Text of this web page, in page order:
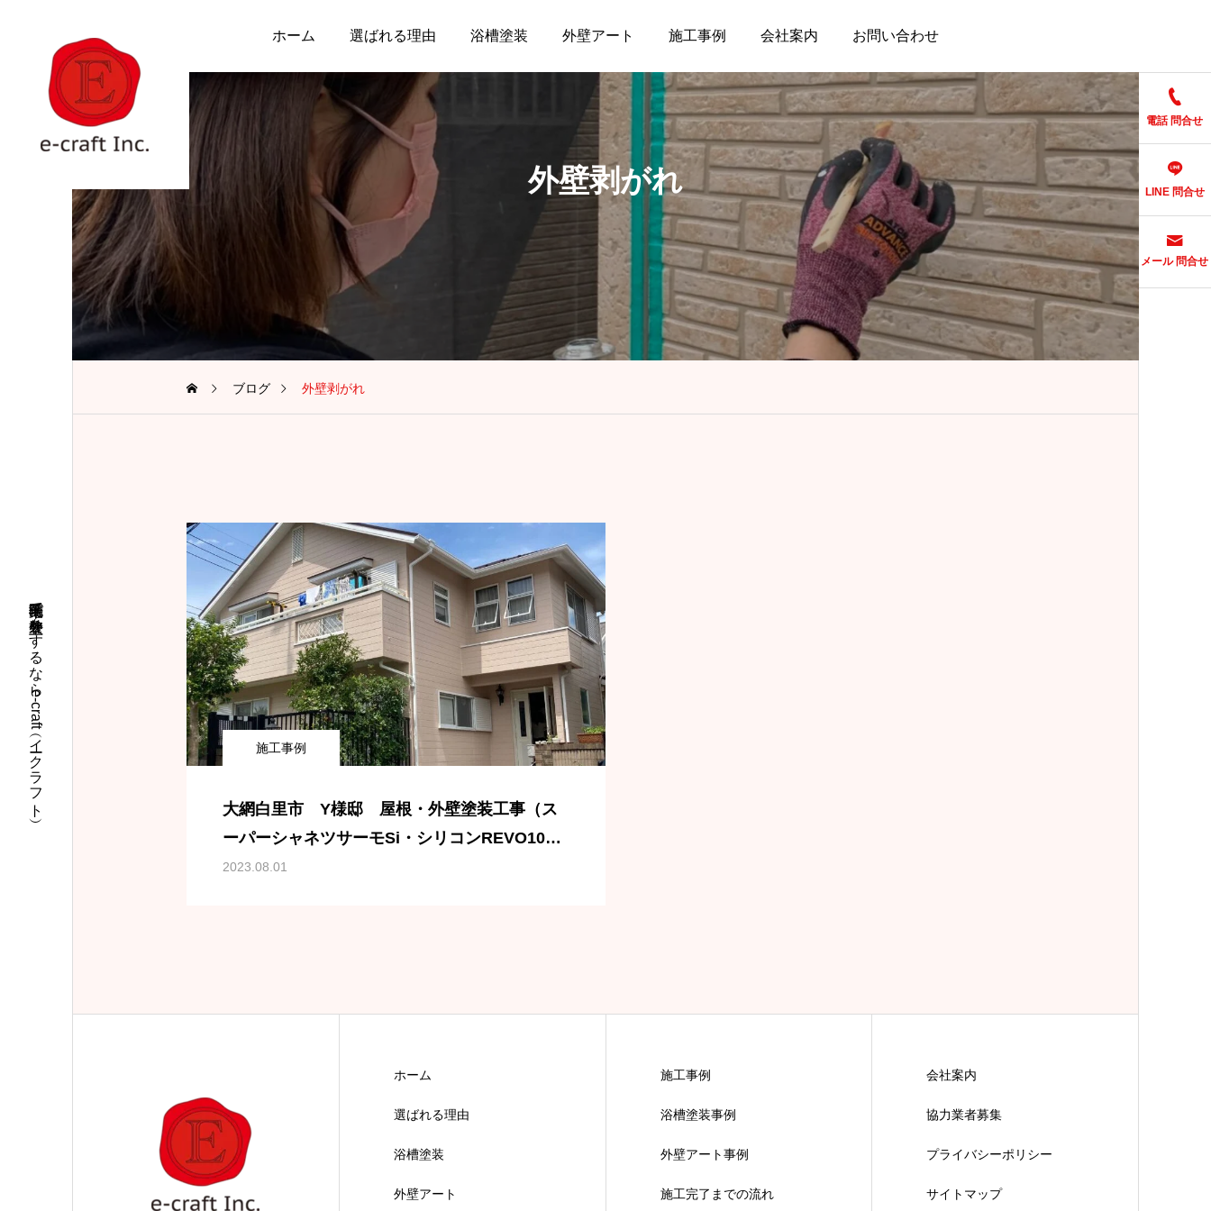
ホーム 選ばれる理由 浴槽塗装 外壁アート 施工事例 会社案内 お問い合わせ
千葉市稲毛区で外壁塗装をするならe-craft（イークラフト）
電話 問合せ
LINE 問合せ
メール 問合せ
外壁剥がれ
ブログ 外壁剥がれ
施工事例
大網白里市 Y様邸 屋根・外壁塗装工事（ス
ーパーシャネツサーモSi・シリコンREVO1000
ーIR）
2023.08.01
ホーム
選ばれる理由
浴槽塗装
外壁アート
施工事例
浴槽塗装事例
外壁アート事例
施工完了までの流れ
会社案内
協力業者募集
プライバシーポリシー
サイトマップ